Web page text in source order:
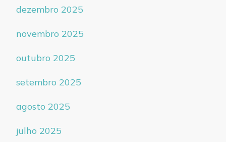
dezembro 2025
novembro 2025
outubro 2025
setembro 2025
agosto 2025
julho 2025